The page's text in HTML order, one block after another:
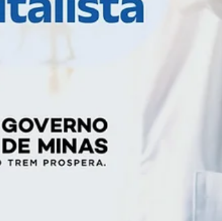
regiões do Brasil, promovendo um